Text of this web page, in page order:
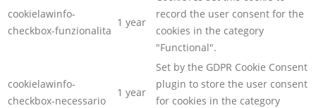
cookielawinfo-
checkbox-funzionalita
1 year
record the user consent for the
cookies in the category
"Functional".
cookielawinfo-
checkbox-necessario
1 year
Set by the GDPR Cookie Consent
plugin to store the user consent
for cookies in the category